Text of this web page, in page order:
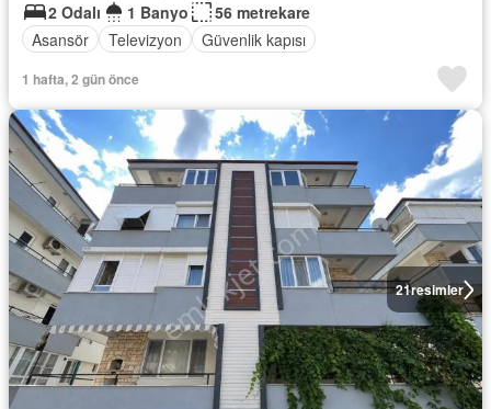
2 Odalı
1 Banyo
56 metrekare
Asansör
Televizyon Güvenlik kapısı
1 hafta, 2 gün önce
21resimler